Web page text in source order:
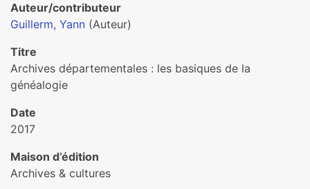
Auteur/contributeur
Guillerm, Yann (Auteur)
Titre
Archives départementales : les basiques de la
généalogie
Date
2017
Maison d’édition
Archives & cultures